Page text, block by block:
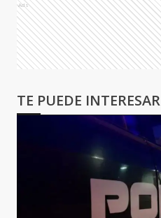
Ads
TE PUEDE INTERESAR